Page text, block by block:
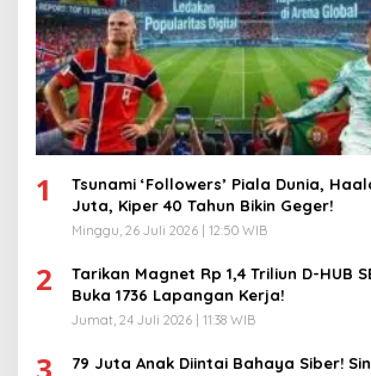
1
Tsunami ‘Followers’ Piala Dunia,
Juta, Kiper 40 Tahun Bikin Geger!
Minggu, 26 Juli 2026 | 12:50 WIB
2
Tarikan Magnet Rp 1,4 Triliun D-HUB
Buka 1736 Lapangan Kerja!
Jumat, 24 Juli 2026 | 11:38 WIB
3
79 Juta Anak Diintai Bahaya Siber!